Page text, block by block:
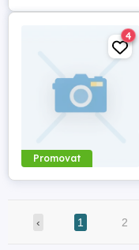
Promovat
4
‹ 1 2